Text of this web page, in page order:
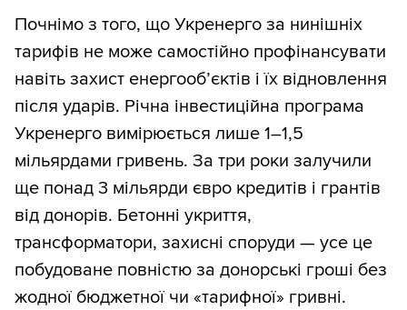
Почнімо з того, що Укренерго за нинішніх
тарифів не може самостійно профінансувати
навіть захист енергооб’єктів і їх відновлення
після ударів. Річна інвестиційна програма
Укренерго вимірюється лише 1–1,5
мільярдами гривень. За три роки залучили
ще понад 3 мільярди євро кредитів і грантів
від донорів. Бетонні укриття,
трансформатори, захисні споруди — усе це
побудоване повністю за донорські гроші без
жодної бюджетної чи «тарифної» гривні.